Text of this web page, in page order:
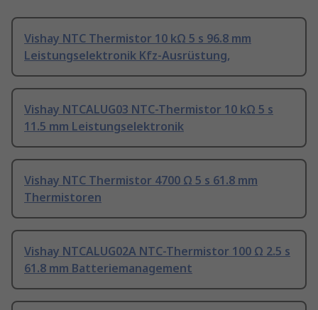
Vishay NTC Thermistor 10 kΩ 5 s 96.8 mm
Leistungselektronik Kfz-Ausrüstung,
Vishay NTCALUG03 NTC-Thermistor 10 kΩ 5 s
11.5 mm Leistungselektronik
Vishay NTC Thermistor 4700 Ω 5 s 61.8 mm
Thermistoren
Vishay NTCALUG02A NTC-Thermistor 100 Ω 2.5 s
61.8 mm Batteriemanagement